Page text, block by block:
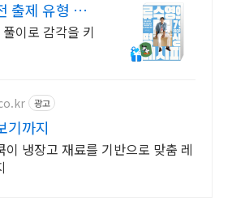
출제 유형 빈
이로 감각을 키
광고
기까지
이 냉장고 재료를 기반으로 맞춤 레